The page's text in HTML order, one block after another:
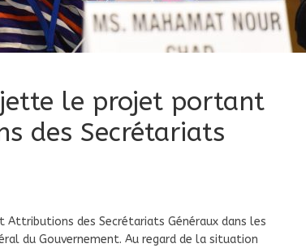
le projet portant
des Secrétariats
des Secrétariats Généraux dans les
du Gouvernement. Au regard de la situation